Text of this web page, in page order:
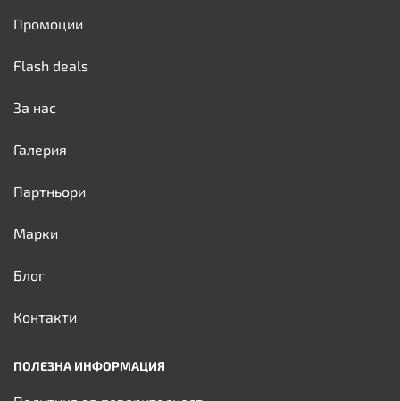
Промоции
Flash deals
За нас
Галерия
Партньори
Марки
Блог
Контакти
ПОЛЕЗНА ИНФОРМАЦИЯ